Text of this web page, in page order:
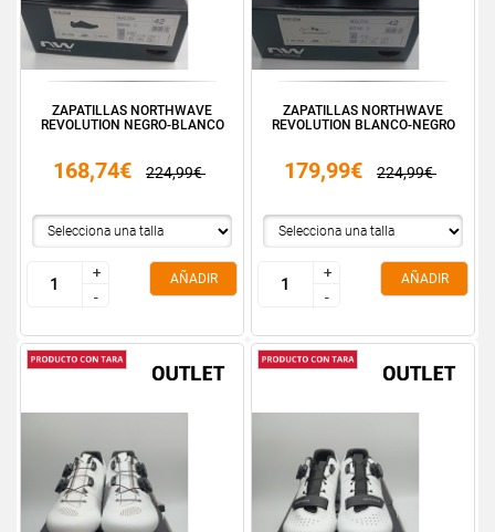
ZAPATILLAS NORTHWAVE
REVOLUTION NEGRO-BLANCO
168,74€ 224,99€
+
-
+
-
AÑADIR
ZAPATILLAS NORTHWAVE
REVOLUTION BLANCO-NEGRO
179,99€ 224,99€
+
-
+
-
AÑADIR